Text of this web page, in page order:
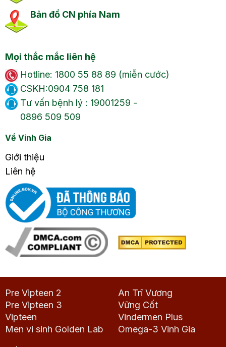
Bản đồ CN phía Nam
Mọi thắc mắc liên hệ
Hotline: 1800 55 88 89 (miễn cước)
CSKH:0904 758 181
Tư vấn bệnh lý : 19001259 -
0896 509 509
Về Vinh Gia
Giới thiệu
Liên hệ
Pre Vipteen 2
Pre Vipteen 3
Vipteen
Men vi sinh Golden Lab
An Trĩ Vương
Vững Cốt
Vindermen Plus
Omega-3 Vinh Gia